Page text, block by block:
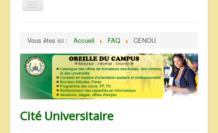
Basculer
la
REPERTOIRE
QUI SOMMES NOUS ?
NOS SERVICES
FAQ
CONTACTS
Vous êtes ici : Accueil FAQ CENOU
Cité Universitaire